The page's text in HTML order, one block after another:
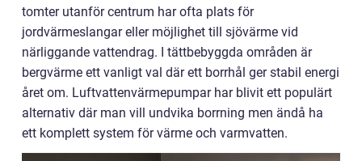
tomter utanför centrum har ofta plats för
jordvärmeslangar eller möjlighet till sjövärme vid
närliggande vattendrag. I tättbebyggda områden är
bergvärme ett vanligt val där ett borrhål ger stabil energi
året om. Luftvattenvärmepumpar har blivit ett populärt
alternativ där man vill undvika borrning men ändå ha
ett komplett system för värme och varmvatten.